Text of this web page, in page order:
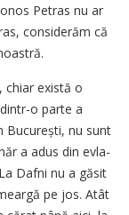
Petras nu ar
considerăm că
chiar există o
o parte a
București, nu sunt
a adus din evla­
Dafni nu a găsit
pe jos. Atât